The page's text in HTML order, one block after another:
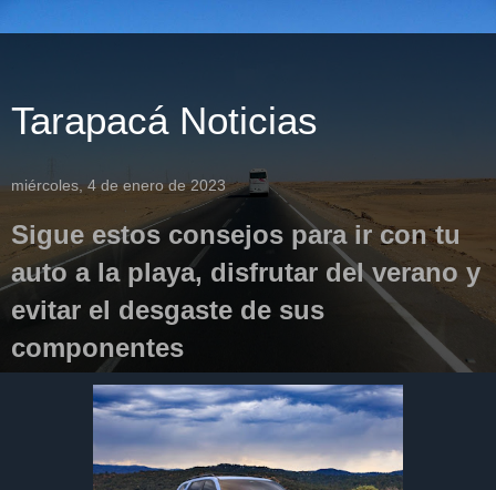
Tarapacá Noticias
miércoles, 4 de enero de 2023
Sigue estos consejos para ir con tu
auto a la playa, disfrutar del verano y
evitar el desgaste de sus
componentes